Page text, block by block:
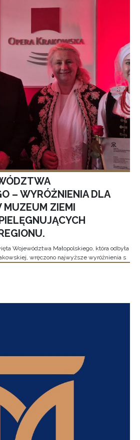
– WYRÓŻNIENIA DLA
MUZEUM ZIEMI
Województwa Małopolskiego, która odbyła
wręczono najwyższe wyróżnienia s